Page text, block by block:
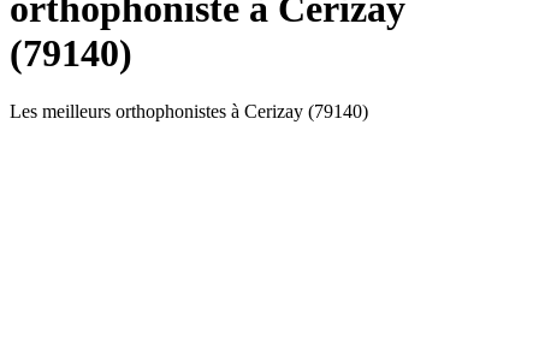
(79140)
Les meilleurs orthophonistes à Cerizay (79140)